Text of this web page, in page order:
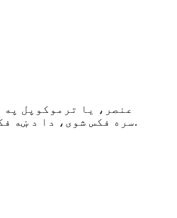
سره فکس شوی، دا د ښه فکس کولو اغیزې سره نصب کول هم اسانه دي. د پیرودونکو اړتیاو سره سم تنظیم کیدی شي، لکه اندازه، شکل، ځانګړتیاوې، او نور.